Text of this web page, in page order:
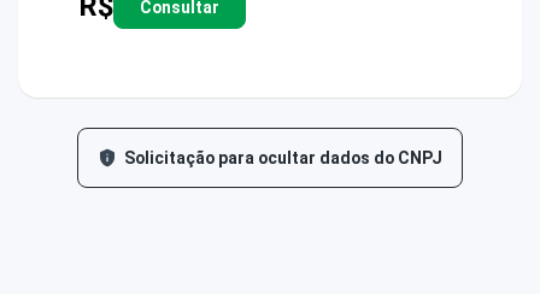
Consultar
Solicitação para ocultar dados do CNPJ